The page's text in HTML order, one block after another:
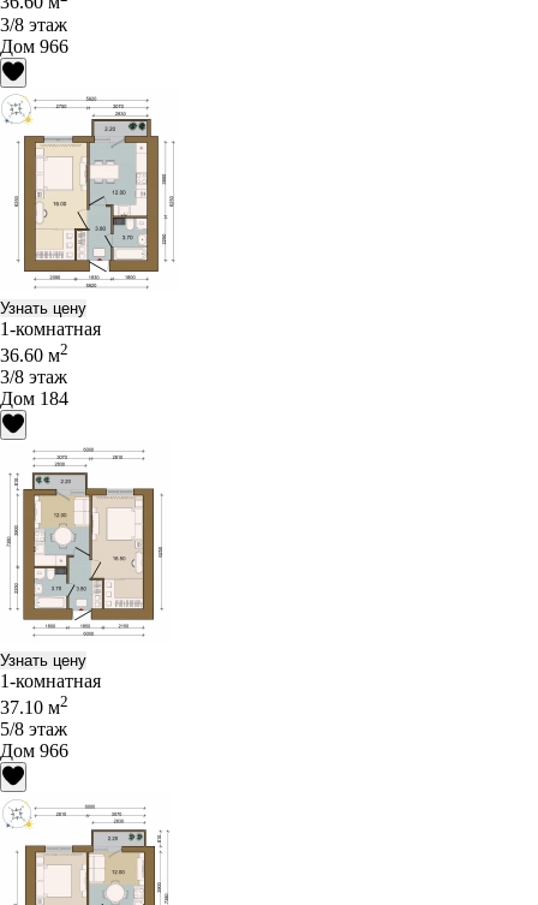
3/8 этаж
Дом 966
Узнать цену
1-комнатная
36.60 м2
3/8 этаж
Дом 184
Узнать цену
1-комнатная
37.10 м2
5/8 этаж
Дом 966